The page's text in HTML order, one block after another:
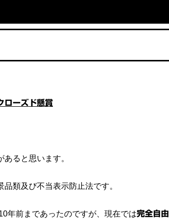
ローズド懸賞
ると思います。
類及び不当表示防止法です。
年前まであったのですが、現在では完全自由